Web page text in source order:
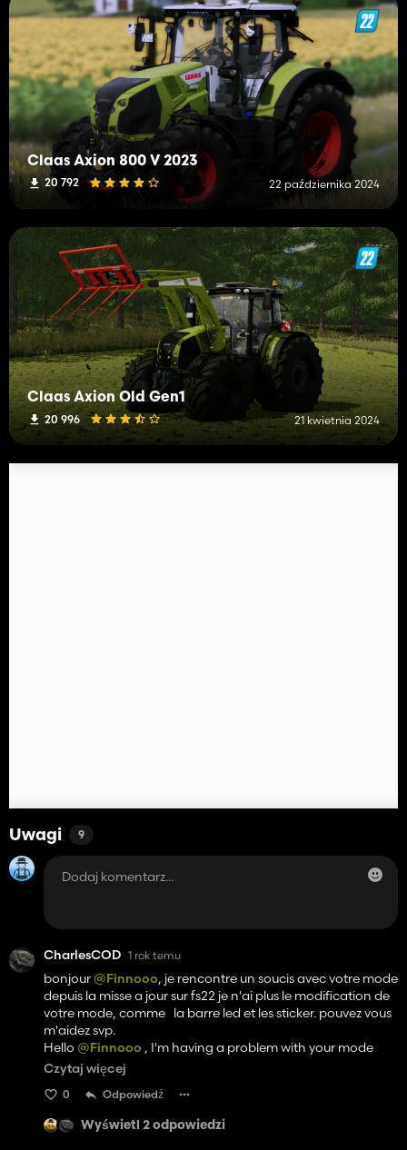
Claas Axion 800 V 2023
20 792 22 października 2024
Claas Axion Old Gen1
20 996 21 kwietnia 2024
Uwagi 9
CharlesCOD 1 rok temu
bonjour @Finnooo, je rencontre un soucis avec votre mode
depuis la misse a jour sur fs22 je n'ai plus le modification de
votre mode, comme la barre led et les sticker. pouvez vous
m'aidez svp.
Hello @Finnooo , I'm having a problem with your mode
since the update on fs22 I no longer have the modification
of your mode, like the led bar and the stickers. Can you help
me please?
Czytaj więcej
0 Odpowiedź
Wyświetl 2 odpowiedzi